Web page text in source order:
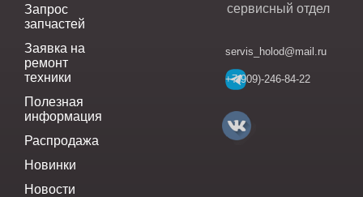
Запрос
запчастей
Заявка на
ремонт
техники
Полезная
информация
Распродажа
Новинки
Новости
сервисный отдел
servis_holod@mail.ru
+7(909)-246-84-22